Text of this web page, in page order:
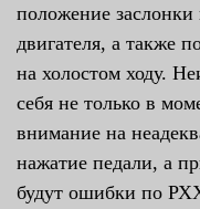
положение
двигателя, а также
на холостом ходу.
себя не только в
внимание на
нажатие педали, а
будут ошибки по